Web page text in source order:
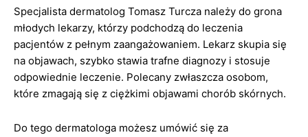
Specjalista dermatolog Tomasz Turcza należy do grona
młodych lekarzy, którzy podchodzą do leczenia
pacjentów z pełnym zaangażowaniem. Lekarz skupia się
na objawach, szybko stawia trafne diagnozy i stosuje
odpowiednie leczenie. Polecany zwłaszcza osobom,
które zmagają się z ciężkimi objawami chorób skórnych.
Do tego dermatologa możesz umówić się za